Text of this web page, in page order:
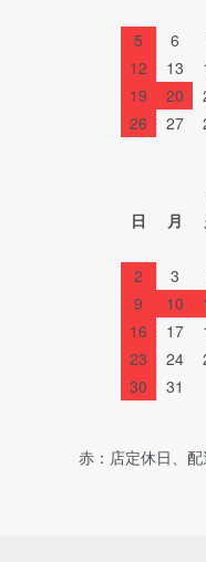
5
6
12
13
19
20
26
27
日
月
2
3
9
10
16
17
23
24
30
31
赤：店定休日、